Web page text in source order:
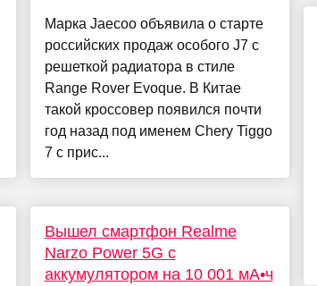
Марка Jaecoo объявила о старте
российских продаж особого J7 с
решеткой радиатора в стиле
Range Rover Evoque. В Китае
такой кроссовер появился почти
год назад под именем Chery Tiggo
7 с прис...
Вышел смартфон Realme
Narzo Power 5G с
аккумулятором на 10 001 мА•ч